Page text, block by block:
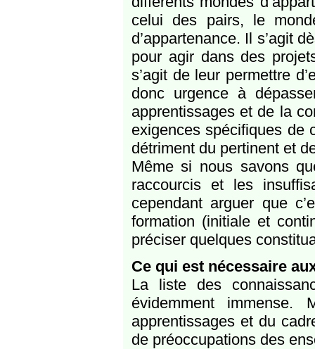
celui des pairs, le
d’appartenance. Il s’agit
pour agir dans des
s’agit de leur permettre
donc urgence à
apprentissages et de la
exigences spécifiques de
détriment du pertinent et
Même si nous savons
raccourcis et les
cependant arguer que
formation (initiale et
préciser quelques
Ce qui est nécessaire
La liste des
évidemment
apprentissages et du
de préoccupations des